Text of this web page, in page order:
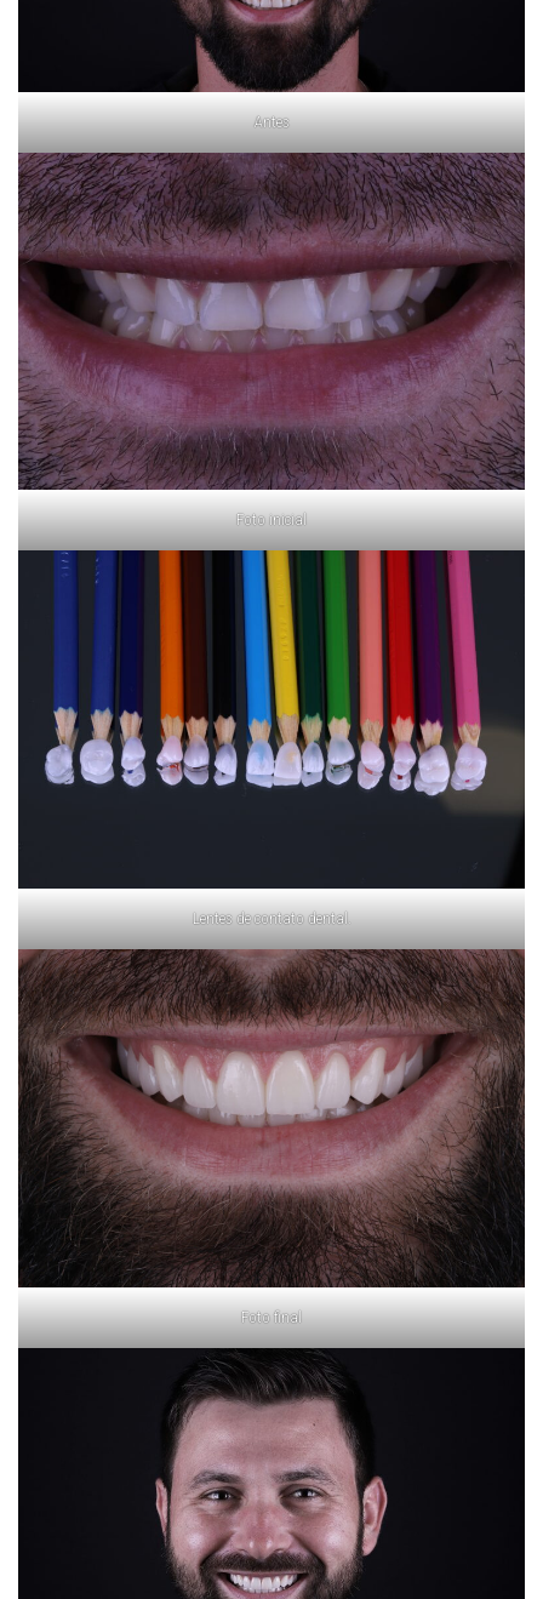
Antes
Foto inicial
Lentes de contato dental.
Foto final